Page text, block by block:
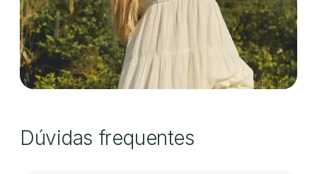
Dúvidas frequentes